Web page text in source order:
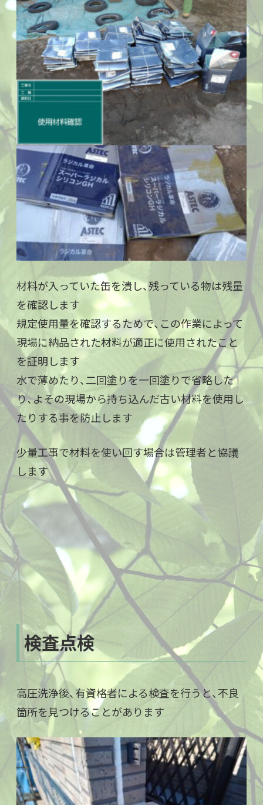
材料が入っていた缶を潰し、残っている物は残量
を確認します
規定使用量を確認するためで、この作業によって
現場に納品された材料が適正に使用されたこと
を証明します
水で薄めたり、二回塗りを一回塗りで省略した
り、よその現場から持ち込んだ古い材料を使用し
たりする事を防止します
少量工事で材料を使い回す場合は管理者と協議
します
検査点検
高圧洗浄後、有資格者による検査を行うと、不良
箇所を見つけることがあります